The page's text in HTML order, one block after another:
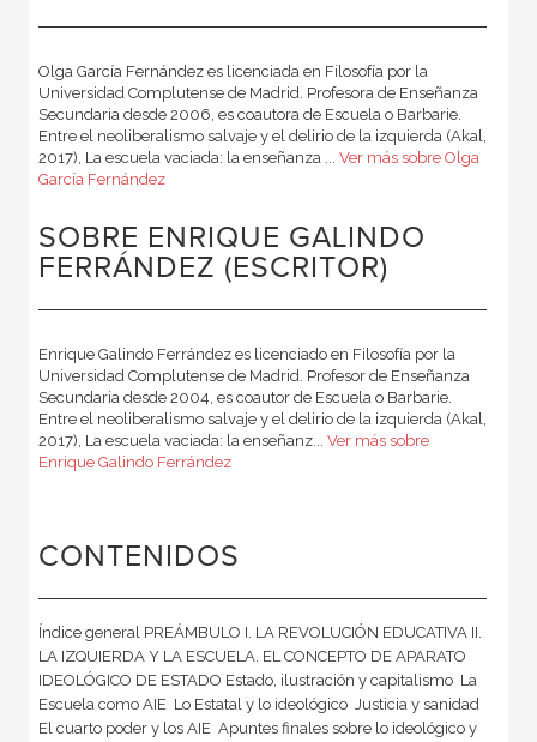
Olga García Fernández es licenciada en Filosofía por la
Universidad Complutense de Madrid. Profesora de Enseñanza
Secundaria desde 2006, es coautora de Escuela o Barbarie.
Entre el neoliberalismo salvaje y el delirio de la izquierda (Akal,
2017), La escuela vaciada: la enseñanza ... Ver más sobre Olga
García Fernández
SOBRE ENRIQUE GALINDO
FERRÁNDEZ (ESCRITOR)
Enrique Galindo Ferrández es licenciado en Filosofía por la
Universidad Complutense de Madrid. Profesor de Enseñanza
Secundaria desde 2004, es coautor de Escuela o Barbarie.
Entre el neoliberalismo salvaje y el delirio de la izquierda (Akal,
2017), La escuela vaciada: la enseñanz... Ver más sobre
Enrique Galindo Ferrández
CONTENIDOS
Índice general PREÁMBULO I. LA REVOLUCIÓN EDUCATIVA II.
LA IZQUIERDA Y LA ESCUELA. EL CONCEPTO DE APARATO
IDEOLÓGICO DE ESTADO Estado, ilustración y capitalismo  La
Escuela como AIE  Lo Estatal y lo ideológico  Justicia y sanidad 
El cuarto poder y los AIE  Apuntes finales sobre lo ideológico y